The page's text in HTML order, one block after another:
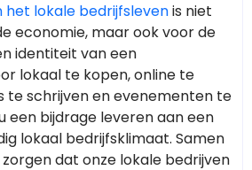
lokale bedrijfslevenis niet
economie, maar ook voor de
identiteit van een
lokaal te kopen, online te
te schrijven en evenementen te
een bijdrage leveren aan een
lokaal bedrijfsklimaat. Samen
dat onze lokale bedrijven